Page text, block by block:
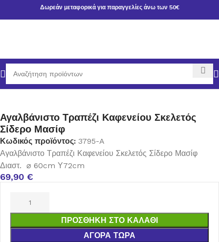
Δωρεάν μεταφορικά για παραγγελίες άνω των 50€
σελίδα ΕΠΙΠΛΑ ΚΗΠΟΥ ΤΡΑΠΕΖΙΑ ΚΗΠΟΥ-ΒΕΡΑΝΤΑΣ
Αγαλβάνιστο Τραπέζι Καφενείου Σκελετός
Σίδερο Μασίφ
Κωδικός προϊόντος: 3795-A
Αγαλβάνιστο Τραπέζι Καφενείου Σκελετός Σίδερο Μασίφ
Διαστ. ⌀ 60cm Υ72cm
69,90 €
ΠΡΟΣΘΉΚΗ ΣΤΟ ΚΑΛΆΘΙ
ΑΓΟΡΆ ΤΏΡΑ